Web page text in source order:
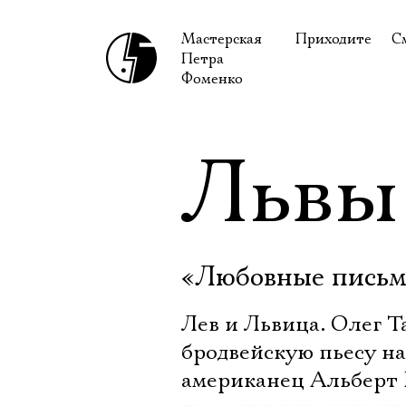
Мастерская
Петра
Фоменко
Приходите
Правила
«Любовные
Лев и Львица. Олег
бродвейскую пьесу
американец